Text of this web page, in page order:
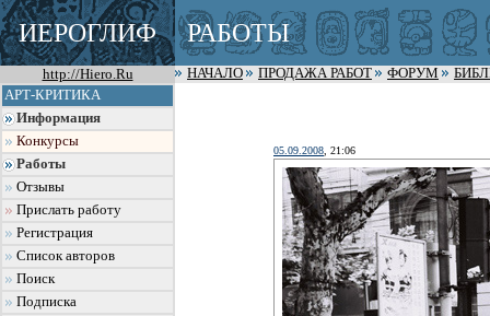
ИЕРОГЛИФ РАБОТЫ
http://Hiero.Ru НАЧАЛО ПРОДАЖА РАБОТ ФОРУМ
АРТ-КРИТИКА
Информация
Конкурсы
Работы
Отзывы
Прислать работу
Регистрация
Список авторов
Поиск
Подписка
05.09.2008 , 21:06